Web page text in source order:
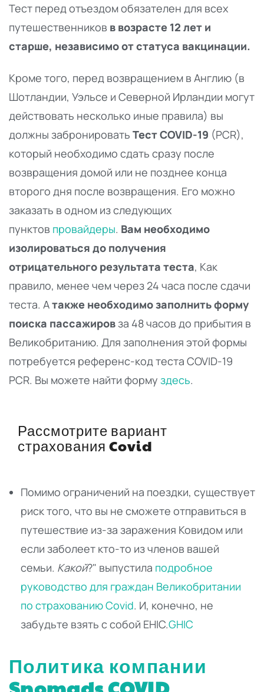
Тест перед отъездом обязателен для всех
путешественников в возрасте 12 лет и
старше, независимо от статуса вакцинации.
Кроме того, перед возвращением в Англию (в
Шотландии, Уэльсе и Северной Ирландии могут
действовать несколько иные правила) вы
должны забронировать Тест COVID-19 (PCR),
который необходимо сдать сразу после
возвращения домой или не позднее конца
второго дня после возвращения. Его можно
заказать в одном из следующих
пунктов провайдеры. Вам необходимо
изолироваться до получения
отрицательного результата теста, Как
правило, менее чем через 24 часа после сдачи
теста. Aтакже необходимо заполнить форму
поиска пассажировза 48 часов до прибытия в
Великобританию. Для заполнения этой формы
потребуется референс-код теста COVID-19
PCR. Вы можете найти форму здесь.
Рассмотрите вариант
страхования Covid
Помимо ограничений на поездки, существует
риск того, что вы не сможете отправиться в
путешествие из-за заражения Ковидом или
если заболеет кто-то из членов вашей
семьи. Какой?" выпустила подробное
руководство для граждан Великобритании
по страхованию Covid. И, конечно, не
забудьте взять с собой EHIC.GHIC
Политика компании